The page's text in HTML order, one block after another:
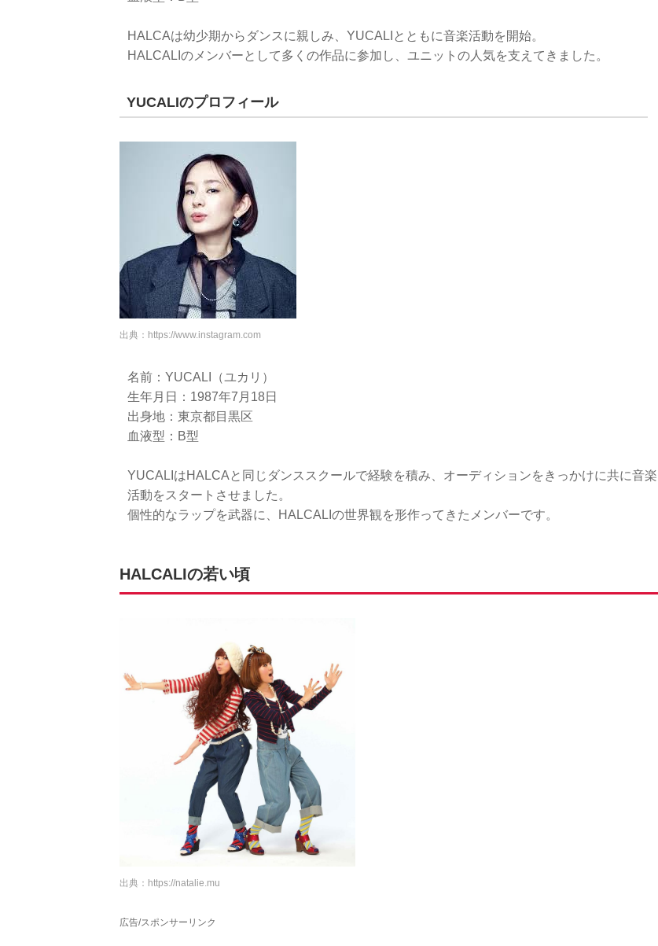
HALCAは幼少期からダンスに親しみ、YUCALIとともに音楽活動を開始。
HALCALIのメンバーとして多くの作品に参加し、ユニットの人気を支えてきました。
YUCALIのプロフィール
出典： https://www.instagram.com
名前：YUCALI（ユカリ）
生年月日：1987年7月18日
出身地：東京都目黒区
血液型：B型
YUCALIはHALCAと同じダンススクールで経験を積み、オーディションをきっかけに共に音楽
活動をスタートさせました。
個性的なラップを武器に、HALCALIの世界観を形作ってきたメンバーです。
HALCALIの若い頃
出典： https://natalie.mu
広告/スポンサーリンク